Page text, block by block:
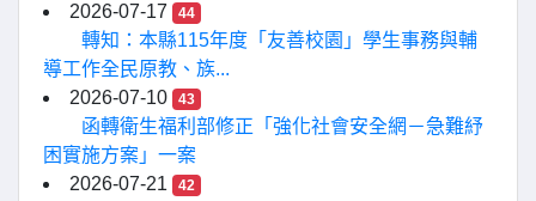
2026-07-17
44
轉知：本縣115年度「友善校園」學生事務與輔
導工作全民原教、族...
2026-07-10
43
函轉衛生福利部修正「強化社會安全網－急難紓
困實施方案」一案
2026-07-21
42